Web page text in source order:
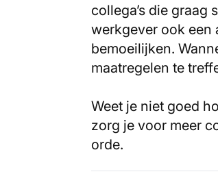
collega’s die graag
werkgever ook een
bemoeilijken.
maatregelen te
Weet je niet goed
zorg je voor meer
orde.